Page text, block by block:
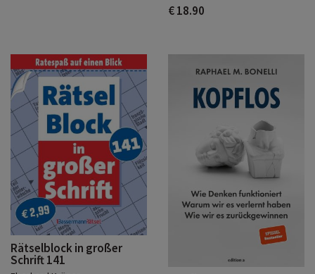
€ 18.90
Rätselblock in großer
Schrift 141